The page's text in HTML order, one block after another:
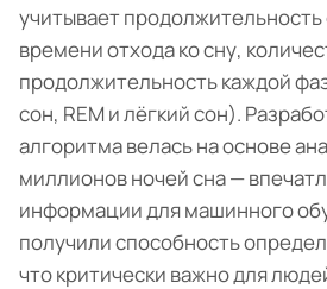
учитывает продолжительность
времени отхода ко сну,
продолжительность каждой
сон, REM и лёгкий сон).
алгоритма велась на основе
миллионов ночей сна —
информации для машинного
получили способность
что критически важно для